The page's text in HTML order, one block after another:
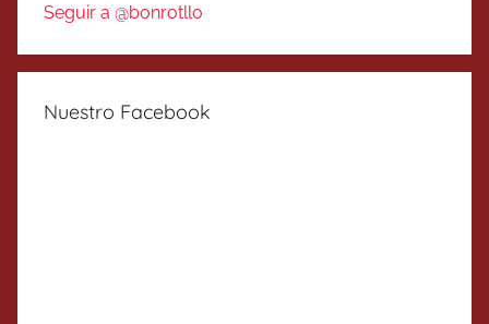
Seguir a @bonrotllo
Nuestro Facebook